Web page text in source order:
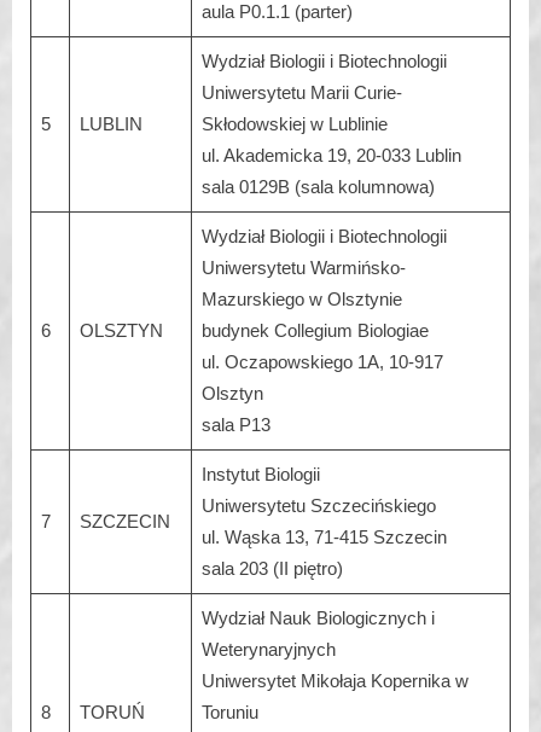
aula P0.1.1 (parter)
5 LUBLIN
Wydział Biologii i Biotechnologii
Uniwersytetu Marii Curie-
Skłodowskiej w Lublinie
ul. Akademicka 19, 20-033 Lublin
sala 0129B (sala kolumnowa)
6 OLSZTYN
Wydział Biologii i Biotechnologii
Uniwersytetu Warmińsko-
Mazurskiego w Olsztynie
budynek Collegium Biologiae
ul. Oczapowskiego 1A, 10-917
Olsztyn
sala P13
7 SZCZECIN
Instytut Biologii
Uniwersytetu Szczecińskiego
ul. Wąska 13, 71-415 Szczecin
sala 203 (II piętro)
8 TORUŃ
Wydział Nauk Biologicznych i
Weterynaryjnych
Uniwersytet Mikołaja Kopernika w
Toruniu